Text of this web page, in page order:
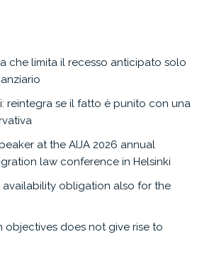
che limita il recesso anticipato solo
reintegra se il fatto è punito con una
at the AIJA 2026 annual
law conference in Helsinki
availability obligation also for the
objectives does not give rise to